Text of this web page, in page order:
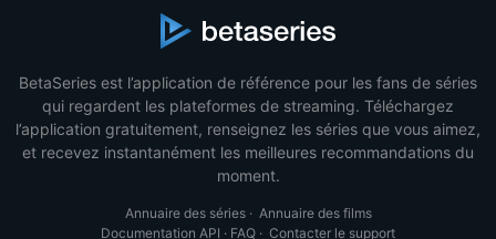
BetaSeries est l’application de référence pour les fans de séries
qui regardent les plateformes de streaming. Téléchargez
l’application gratuitement, renseignez les séries que vous aimez,
et recevez instantanément les meilleures recommandations du
moment.
Annuaire des séries· Annuaire des films
Documentation API · FAQ · Contacter le support